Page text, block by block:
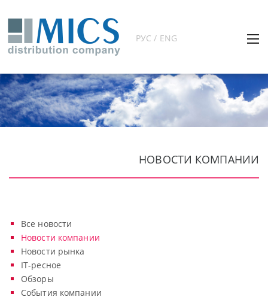
РУС / ENG
НОВОСТИ КОМПАНИИ
Все новости
Новости компании
Новости рынка
IT-ресное
Обзоры
События компании